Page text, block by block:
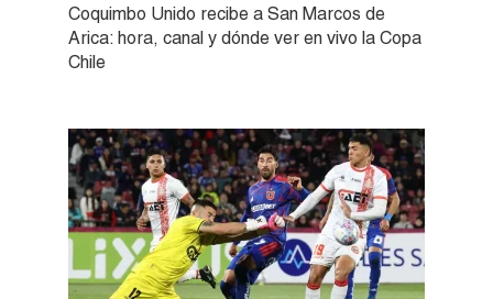
Coquimbo Unido recibe a San Marcos de
Arica: hora, canal y dónde ver en vivo la Copa
Chile